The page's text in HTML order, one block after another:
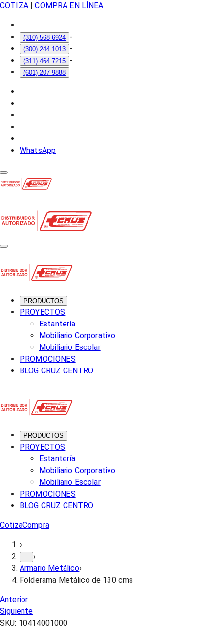
COTIZA| COMPRA EN LÍNEA
(310) 568 6924 -
(300) 244 1013 -
(311) 464 7215 -
(601) 207 9888
WhatsApp
PRODUCTOS
PROYECTOS
Estantería
Mobiliario Corporativo
Mobiliario Escolar
PROMOCIONES
BLOG CRUZ CENTRO
PRODUCTOS
PROYECTOS
Estantería
Mobiliario Corporativo
Mobiliario Escolar
PROMOCIONES
BLOG CRUZ CENTRO
CotizaCompra
›
›
Armario Metálico›
Folderama Metálico de 130 cms
Anterior
Siguiente
SKU: 10414001000